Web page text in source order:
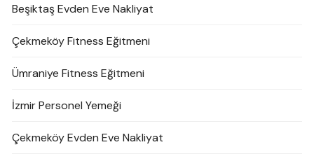
Beşiktaş Evden Eve Nakliyat
Çekmeköy Fitness Eğitmeni
Ümraniye Fitness Eğitmeni
İzmir Personel Yemeği
Çekmeköy Evden Eve Nakliyat